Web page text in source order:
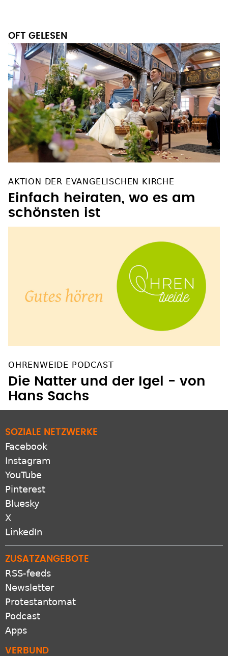
AKTION DER EVANGELISCHEN KIRCHE
Einfach heiraten, wo es am
schönsten ist
Die Natter und der Igel - von
Facebook
Instagram
YouTube
Pinterest
X
LinkedIn
ZUSATZANGEBOTE
RSS-feeds
Newsletter
Protestantomat
Podcast
Apps
VERBUND
GEP.de
EKD.de
Gliedkirchen der EKD
Freikirchen